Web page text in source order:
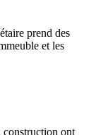
prend des
et les
construction ont